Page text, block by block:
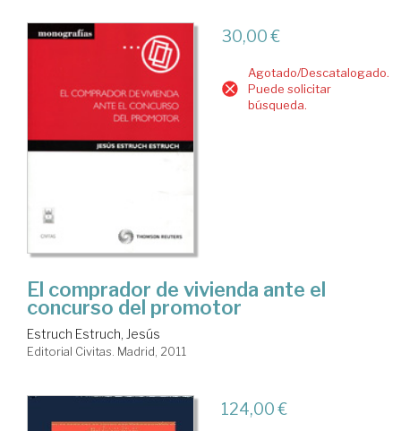
30,00 €
Agotado/Descatalogado.
Puede solicitar
búsqueda.
El comprador de vivienda ante el
concurso del promotor
Estruch Estruch, Jesús
Editorial Civitas. Madrid, 2011
124,00 €